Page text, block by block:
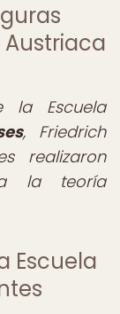
la Escuela
, Friedrich
realizaron
a la teoría
Escuela